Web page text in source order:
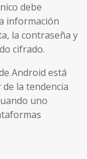
debe
información
la contraseña y
cifrado.
Android está
la tendencia
uno